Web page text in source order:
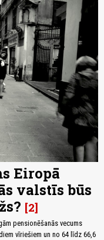
Eiropā
valstīs būs
2
pensionēšanās vecums
vīriešiem un no 64 līdz 66,6